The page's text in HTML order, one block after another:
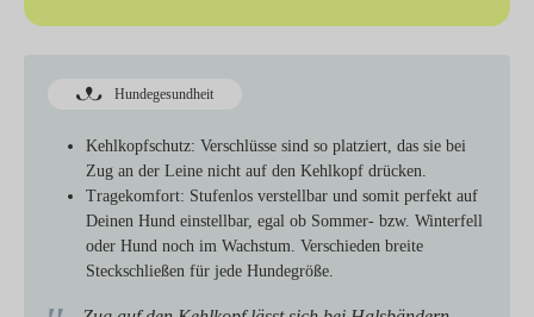
Hundegesundheit
Kehlkopfschutz: Verschlüsse sind so platziert, das sie bei
Zug an der Leine nicht auf den Kehlkopf drücken.
Tragekomfort: Stufenlos verstellbar und somit perfekt auf
Deinen Hund einstellbar, egal ob Sommer- bzw. Winterfell
oder Hund noch im Wachstum. Verschieden breite
Steckschließen für jede Hundegröße.